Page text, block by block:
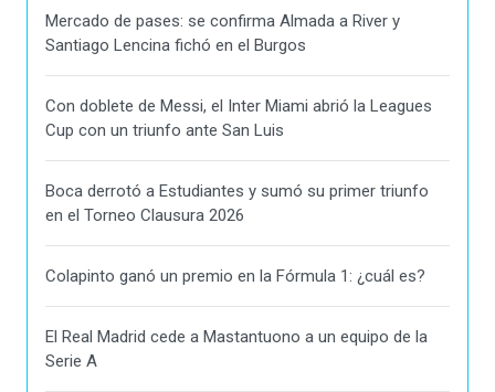
Mercado de pases: se confirma Almada a River y
Santiago Lencina fichó en el Burgos
Con doblete de Messi, el Inter Miami abrió la Leagues
Cup con un triunfo ante San Luis
Boca derrotó a Estudiantes y sumó su primer triunfo
en el Torneo Clausura 2026
Colapinto ganó un premio en la Fórmula 1: ¿cuál es?
El Real Madrid cede a Mastantuono a un equipo de la
Serie A